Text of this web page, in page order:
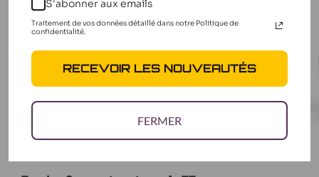
S'abonner aux emails
Traitement de vos données détaillé dans notre Politique de
confidentialité.
RECEVOIR LES NOUVEAUTÉS
FERMER